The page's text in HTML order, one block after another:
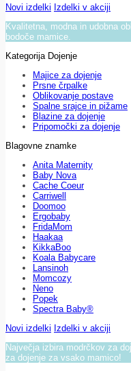
Novi izdelki Izdelki v akciji
Kvalitetna, modna in udobna
bodoče mamice.
Kategorija Dojenje
Majice za dojenje
Prsne črpalke
Oblikovanje postave
Spalne srajce in pižame
Blazine za dojenje
Pripomočki za dojenje
Blagovne znamke
Anita Maternity
Baby Nova
Cache Coeur
Carriwell
Doomoo
Ergobaby
FridaMom
Haakaa
KikkaBoo
Koala Babycare
Lansinoh
Momcozy
Neno
Popek
Spectra Baby®
Novi izdelki Izdelki v akciji
Največja izbira modrčkov za
za dojenje za vsako mamico!